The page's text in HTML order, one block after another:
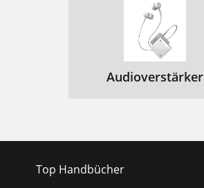
Audioverstärker
Top Handbücher